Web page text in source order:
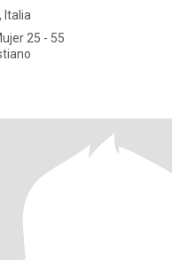
Italia
25 - 55